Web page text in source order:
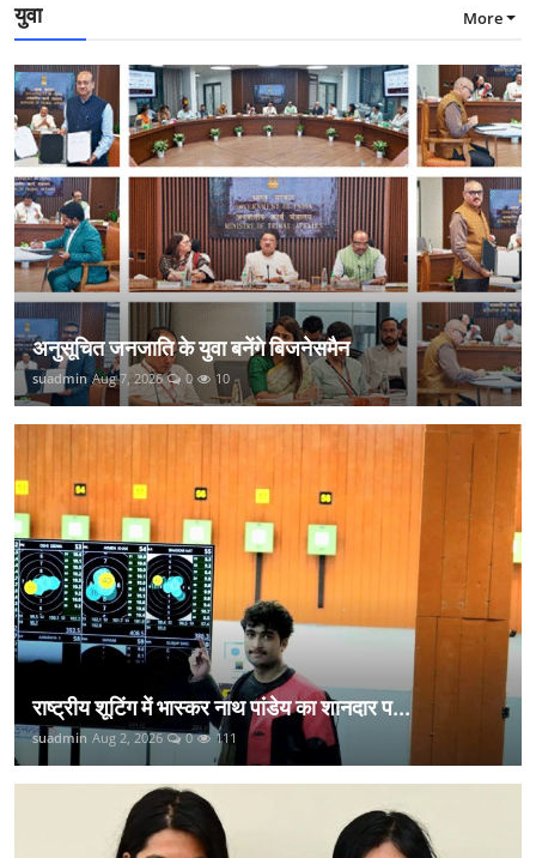
युवा More
अनुसूचित जनजाति के युवा बनेंगे बिजनेसमैन
suadmin Aug 7, 2026 0 10
राष्ट्रीय शूटिंग में भास्कर नाथ पांडेय का शानदार प...
suadmin Aug 2, 2026 0 111